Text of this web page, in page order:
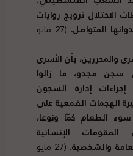
ترويج روايات
المتواصل.
(27 مايو
والمحررين، بأن الأسرى
سجن مجدو، ما زالوا
إدارة السجون
الهجمات القمعية على
سوء الطعام كمّا ونوعا،
الإنسانية
والشخصية.
(27 مايو